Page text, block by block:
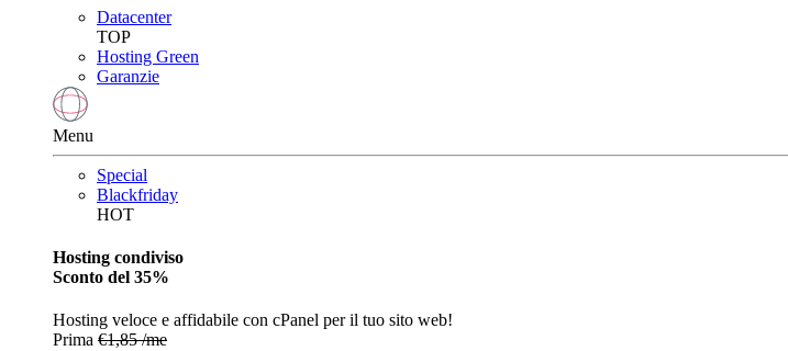
Datacenter
TOP
Hosting Green
Garanzie
Menu
Special
Blackfriday
HOT
Hosting condiviso
Sconto del 35%
Hosting veloce e affidabile con cPanel per il tuo sito web!
Prima €1,85 /me